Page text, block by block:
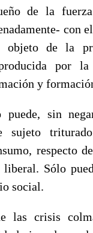
de la
con
de la
por
y
sin
sujeto
respecto
Sólo
social.
las crisis